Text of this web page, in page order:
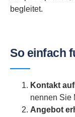
begleitet.
So einfach
Kontakt
nennen Sie
Angebot